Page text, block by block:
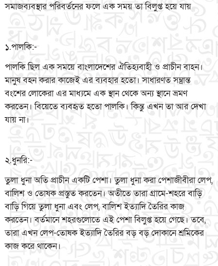
সমাজব্যবস্থার পরিবর্তনের ফলে এক সময় তা বিলুপ্ত হয়ে যায়
১.পালকি:-
পালকি ছিল এক সময়ে বাংলাদেশের ঐতিহ্যবাহী ও প্রাচীন বাহন।
মানুষ বহন করার কাজেই এর ব্যবহার হতো। সাধারণত সম্ভ্রান্ত
বংশের লোকেরা এর মাধ্যমে এক স্থান থেকে অন্য স্থানে ভ্রমণ
করতেন। বিয়েতে ব্যবহৃত হতো পালকি। কিন্তু এখন তা আর দেখা
যায় না।
২.ধুনরি:-
তুলা ধুনা অতি প্রাচীন একটি পেশা। তুলা ধুনা করা পেশাজীবীরা লেপ,
বালিশ ও তোষক প্রস্তুত করতেন। অতীতে তারা গ্রামে-শহরে বাড়ি
বাড়ি গিয়ে তুলা ধুনা এবং লেপ, বালিশ ইত্যাদি তৈরির কাজ
করতেন। বর্তমানে শহরগুলোতে এই পেশা বিলুপ্ত হয়ে গেছে। তবে,
তারা এখন লেপ-তোষক ইত্যাদি তৈরির বড় বড় দোকানে শ্রমিকের
কাজ করে থাকেন।